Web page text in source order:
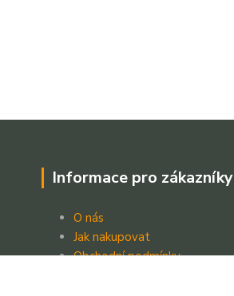
Informace pro zákazníky
O nás
Jak nakupovat
Obchodní podmínky